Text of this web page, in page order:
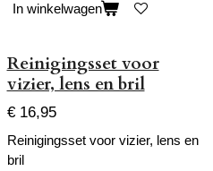
In winkelwagen
Reinigingsset voor
vizier, lens en bril
€ 16,95
Reinigingsset voor vizier, lens en
bril